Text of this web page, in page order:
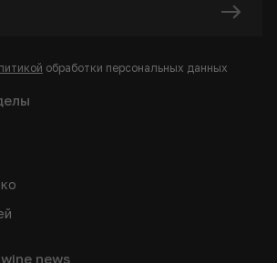
news
обработки персональных данных